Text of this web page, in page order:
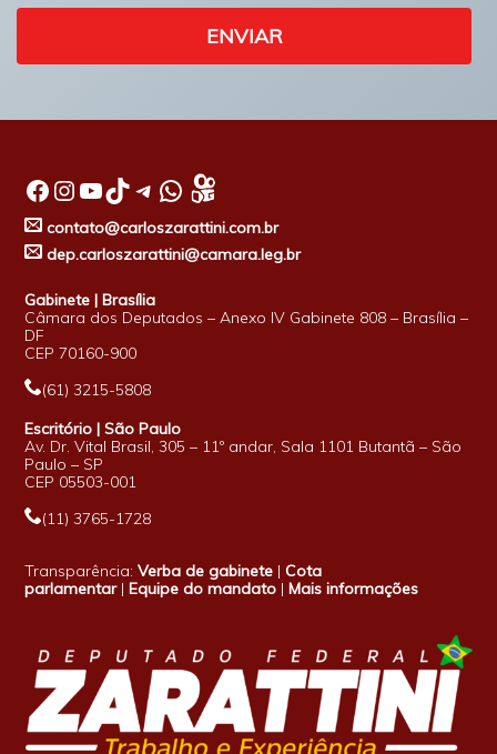
ENVIAR
Facebook InstagramYoutube TikTok Telegram WhatsApp
contato@carloszarattini.com.br
dep.carloszarattini@camara.leg.br
Gabinete | Brasília
Câmara dos Deputados – Anexo IV Gabinete 808 – Brasília –
DF
CEP 70160-900
(61) 3215-5808
Escritório | São Paulo
Av. Dr. Vital Brasil, 305 – 11º andar, Sala 1101 Butantã – São
Paulo – SP
CEP 05503-001
(11) 3765-1728
Transparência:Verba de gabinete |Cota
parlamentar|Equipe do mandato |Mais informações